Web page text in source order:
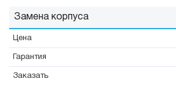
Замена корпуса